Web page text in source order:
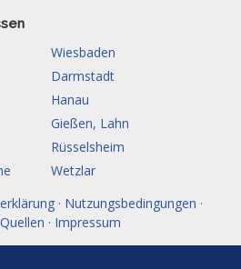
Wiesbaden
Darmstadt
Hanau
Gießen, Lahn
Rüsselsheim
Wetzlar
· Nutzungsbedingungen ·
· Impressum